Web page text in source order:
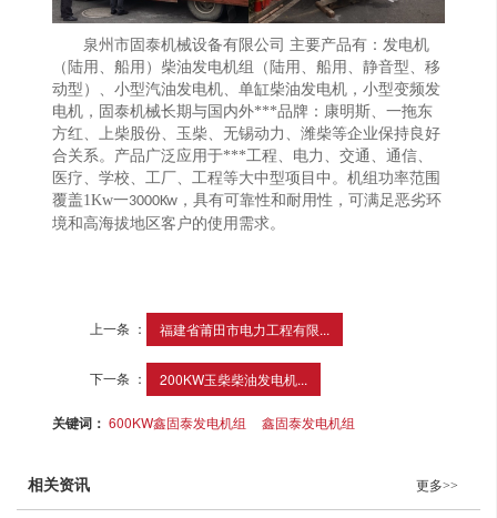
泉州市固泰机械设备有限公司 主要产品有：发电机
（陆用、船用）柴油发电机组（陆用、船用、静音型、移
动型）、小型汽油发电机、单缸柴油发电机，小型变频发
电机，固泰机械长期与国内外***品牌：康明斯、一拖东
方红、上柴股份、玉柴、无锡动力、潍柴等企业保持良好
合关系。产品广泛应用于***工程、电力、交通、通信、
医疗、学校、工厂、工程等大中型项目中。机组功率范围
覆盖1Kw一3000Kw ，具有可靠性和耐用性，可满足恶劣环
境和高海拔地区客户的使用需求。
上一条 ： 福建省莆田市电力工程有限...
下一条 ： 200KW玉柴柴油发电机...
关键词：600KW鑫固泰发电机组 鑫固泰发电机组
相关资讯 更多>>